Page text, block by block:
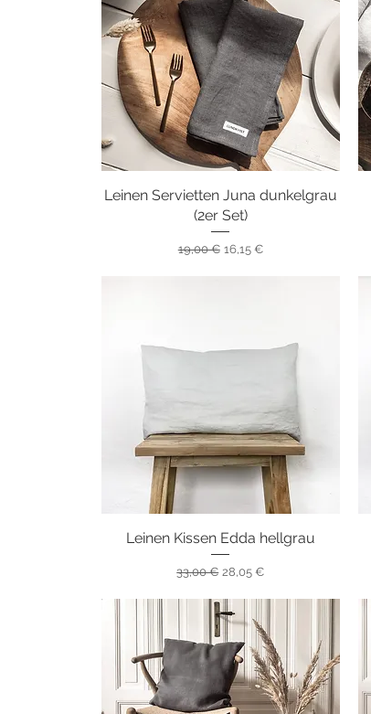
Schnellansicht
Leinen Servietten Juna dunkelgrau
(2er Set)
Standardpreis
19,00 € Sale-Preis
16,15 €
Schnellansicht
Leinen Kissen Edda hellgrau
Standardpreis
33,00 € Sale-Preis
28,05 €